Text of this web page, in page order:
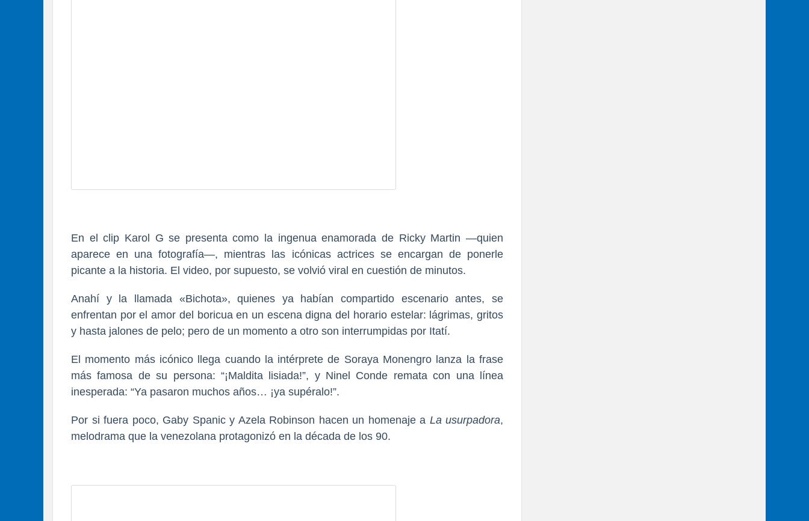
En el clip Karol G se presenta como la ingenua enamorada de Ricky Martin —quien
aparece en una fotografía—, mientras las icónicas actrices se encargan de ponerle
picante a la historia. El video, por supuesto, se volvió viral en cuestión de minutos.
Anahí y la llamada «Bichota», quienes ya habían compartido escenario antes,
se
enfrentan por el amor del boricua en un escena digna del horario estelar: lágrimas, gritos
y hasta jalones de pelo; pero de un momento a otro son interrumpidas por Itatí.
El momento más icónico llega cuando la intérprete de Soraya Monengro lanza la frase
más famosa de su persona: “¡Maldita lisiada!”, y Ninel Conde remata con una línea
inesperada: “Ya pasaron muchos años… ¡ya supéralo!”.
Por si fuera poco, Gaby Spanic y Azela Robinson hacen un homenaje a La usurpadora,
melodrama que la venezolana protagonizó en la década de los 90.